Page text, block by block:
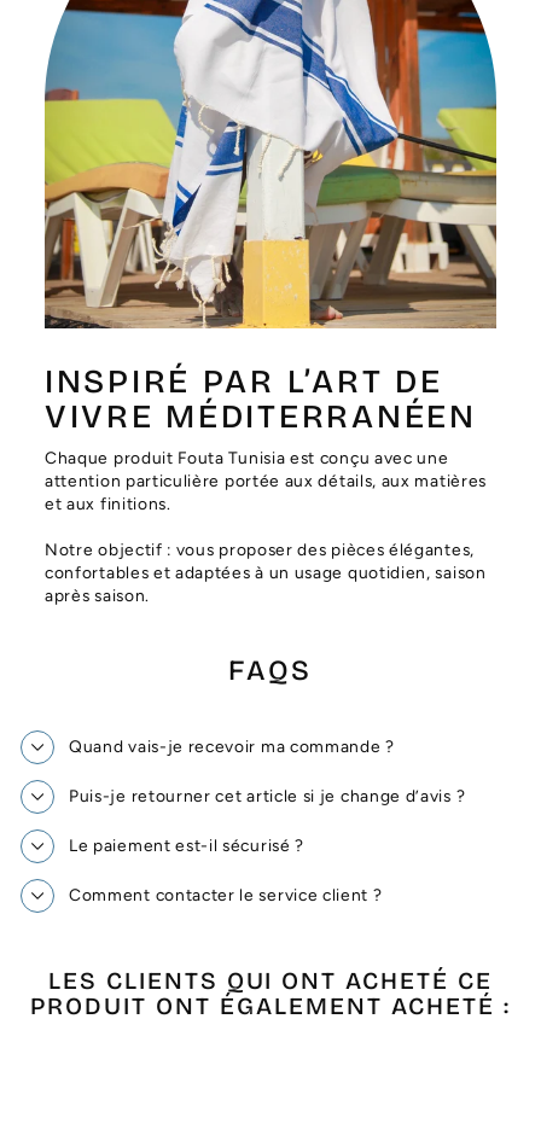
INSPIRÉ PAR L’ART DE
VIVRE MÉDITERRANÉEN
Chaque produit Fouta Tunisia est conçu avec une
attention particulière portée aux détails, aux matières
et aux finitions.
Notre objectif : vous proposer des pièces élégantes,
confortables et adaptées à un usage quotidien, saison
après saison.
FAQS
Quand vais-je recevoir ma commande ?
Puis-je retourner cet article si je change d’avis ?
Le paiement est-il sécurisé ?
Comment contacter le service client ?
LES CLIENTS QUI ONT ACHETÉ CE
PRODUIT ONT ÉGALEMENT ACHETÉ :